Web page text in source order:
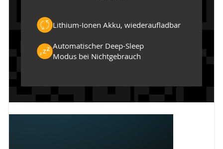
Lithium-Ionen Akku, wiederaufladbar
Automatischer Deep-Sleep
Modus bei Nichtgebrauch